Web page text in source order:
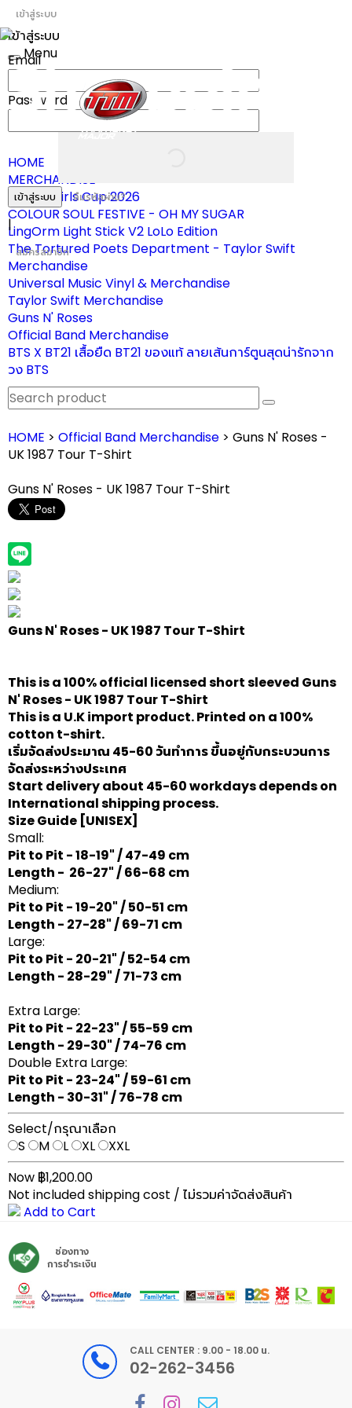
เข้าสู่ระบบ
เข้าสู่ระบบ
Email
Password
เข้าสู่ระบบ ลืมรหัสผ่าน?
|
สมัครสมาชิก
Toggle
Menu
HOME
MERCHANDISE
ผ้าเชียร์ Girls Cup 2026
COLOUR SOUL FESTIVE - OH MY SUGAR
LingOrm Light Stick V2 LoLo Edition
The Tortured Poets Department - Taylor Swift
Merchandise
Universal Music Vinyl & Merchandise
Taylor Swift Merchandise
Guns N' Roses
Official Band Merchandise
BTS X BT21 เสื้อยืด BT21 ของแท้ ลายเส้นการ์ตูนสุดน่ารักจาก
วง BTS
HOME > Official Band Merchandise > Guns N' Roses -
UK 1987 Tour T-Shirt
Guns N' Roses - UK 1987 Tour T-Shirt
Guns N' Roses - UK 1987 Tour T-Shirt
This is a 100% official licensed short sleeved Guns
N' Roses - UK 1987 Tour T-Shirt
This is a U.K import product. Printed on a 100%
cotton t-shirt.
เริ่มจัดส่งประมาณ 45-60 วันทำการ ขึ้นอยู่กับกระบวนการ
จัดส่งระหว่างประเทศ
Start delivery about 45-60 workdays depends on
International shipping process.
Size Guide [UNISEX]
Small:
Pit to Pit - 18-19" / 47-49 cm
Length - 26-27" / 66-68 cm
Medium:
Pit to Pit - 19-20" / 50-51 cm
Length - 27-28" / 69-71 cm
Large:
Pit to Pit - 20-21" / 52-54 cm
Length - 28-29" / 71-73 cm
Extra Large:
Pit to Pit - 22-23" / 55-59 cm
Length - 29-30" / 74-76 cm
Double Extra Large:
Pit to Pit - 23-24" / 59-61 cm
Length - 30-31" / 76-78 cm
Select/กรุณาเลือก
S
M L XL
XXL
Now ฿1,200.00
Not included shipping cost / ไม่รวมค่าจัดส่งสินค้า
Add to Cart
ช่องทาง
การชำระเงิน
CALL CENTER : 9.00 - 18.00 น.
02-262-3456